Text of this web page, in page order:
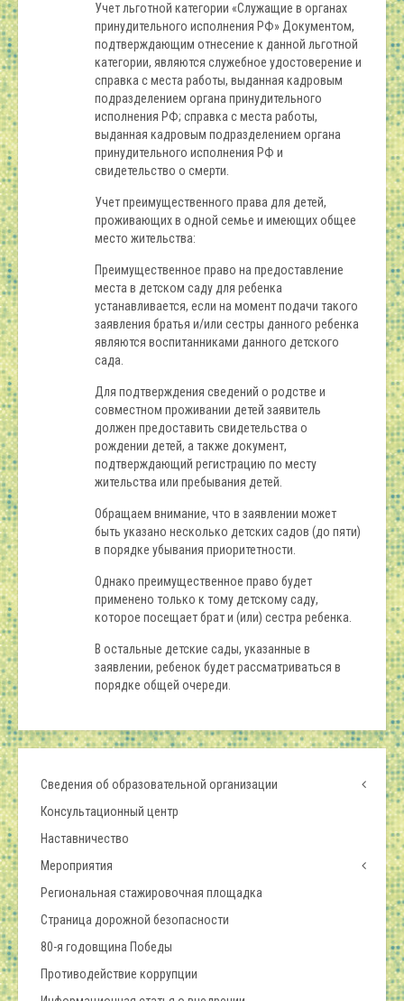
Учет льготной категории «Служащие в органах
принудительного исполнения РФ» Документом,
подтверждающим отнесение к данной льготной
категории, являются служебное удостоверение и
справка с места работы, выданная кадровым
подразделением органа принудительного
исполнения РФ; справка с места работы,
выданная кадровым подразделением органа
принудительного исполнения РФ и
свидетельство о смерти.
Учет преимущественного права для детей,
проживающих в одной семье и имеющих общее
место жительства:
Преимущественное право на предоставление
места в детском саду для ребенка
устанавливается, если на момент подачи такого
заявления братья и/или сестры данного ребенка
являются воспитанниками данного детского
сада.
Для подтверждения сведений о родстве и
совместном проживании детей заявитель
должен предоставить свидетельства о
рождении детей, а также документ,
подтверждающий регистрацию по месту
жительства или пребывания детей.
Обращаем внимание, что в заявлении может
быть указано несколько детских садов (до пяти)
в порядке убывания приоритетности.
Однако преимущественное право будет
применено только к тому детскому саду,
которое посещает брат и (или) сестра ребенка.
В остальные детские сады, указанные в
заявлении, ребенок будет рассматриваться в
порядке общей очереди.
Сведения об образовательной организации
Консультационный центр
Наставничество
Мероприятия
Региональная стажировочная площадка
Страница дорожной безопасности
80-я годовщина Победы
Противодействие коррупции